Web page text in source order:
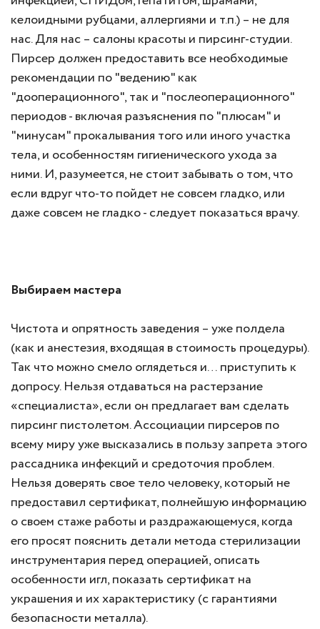
келоидными рубцами, аллергиями и т.п.) – не для
нас. Для нас – салоны красоты и пирсинг-студии.
Пирсер должен предоставить все необходимые
рекомендации по "ведению" как
"дооперационного", так и "послеоперационного"
периодов - включая разъяснения по "плюсам" и
"минусам" прокалывания того или иного участка
тела, и особенностям гигиенического ухода за
ними. И, разумеется, не стоит забывать о том, что
если вдруг что-то пойдет не совсем гладко, или
даже совсем не гладко - следует показаться врачу.
Выбираем мастера
Чистота и опрятность заведения – уже полдела
(как и анестезия, входящая в стоимость процедуры).
Так что можно смело оглядеться и… приступить к
допросу. Нельзя отдаваться на растерзание
«специалиста», если он предлагает вам сделать
пирсинг пистолетом. Ассоциации пирсеров по
всему миру уже высказались в пользу запрета этого
рассадника инфекций и средоточия проблем.
Нельзя доверять свое тело человеку, который не
предоставил сертификат, полнейшую информацию
о своем стаже работы и раздражающемуся, когда
его просят пояснить детали метода стерилизации
инструментария перед операцией, описать
особенности игл, показать сертификат на
украшения и их характеристику (с гарантиями
безопасности металла).